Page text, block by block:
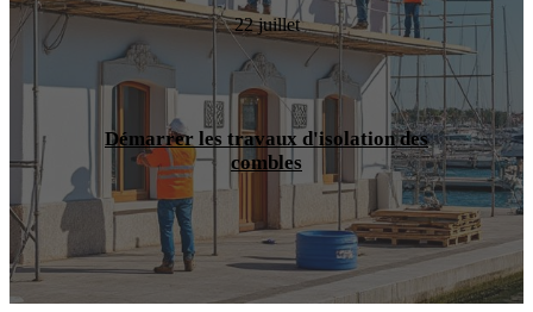
22 juillet
Démarrer les travaux d'isolation des
combles